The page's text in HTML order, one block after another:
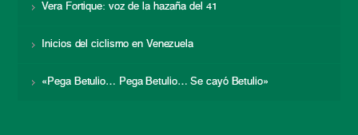
Vera Fortique: voz de la hazaña del 41
Inicios del ciclismo en Venezuela
«Pega Betulio… Pega Betulio… Se cayó Betulio»